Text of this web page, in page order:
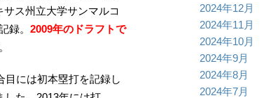
ス州立大学サンマルコ
録。 2009年のドラフトで
目には初本塁打を記録し
2024年12月
2024年11月
2024年10月
2024年9月
2024年8月
2024年7月